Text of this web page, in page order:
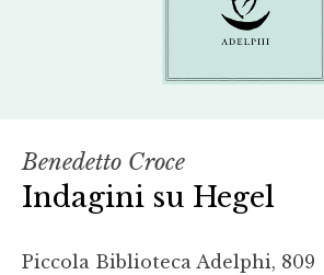
Benedetto Croce
Indagini su Hegel
Piccola Biblioteca Adelphi, 809